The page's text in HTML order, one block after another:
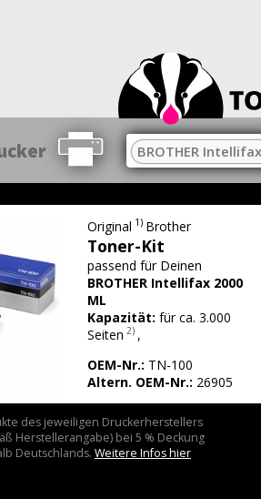
BROTHER
Original 1) Brother
Toner-Kit
passend für Deinen
BROTHER Intellifax 2000
ML
Kapazität: für ca. 3.000
Seiten 2) ,
OEM-Nr.: TN-100
Altern. OEM-Nr.: 26905
des jeweiligen Druckerherstellers
Herstellerangabe) bei 5 % Deckung
Deutschlands. Weitere Infos hier